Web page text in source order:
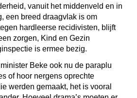
vanuit het middenveld en in
een breed draagvlak is om
hardleerse recidivisten, blijft
zorgen, Kind en Gezin
is ermee bezig.
Beke­ ook nu de paraplu
of hoor nergens oprechte
werden gemaakt, het is vooral